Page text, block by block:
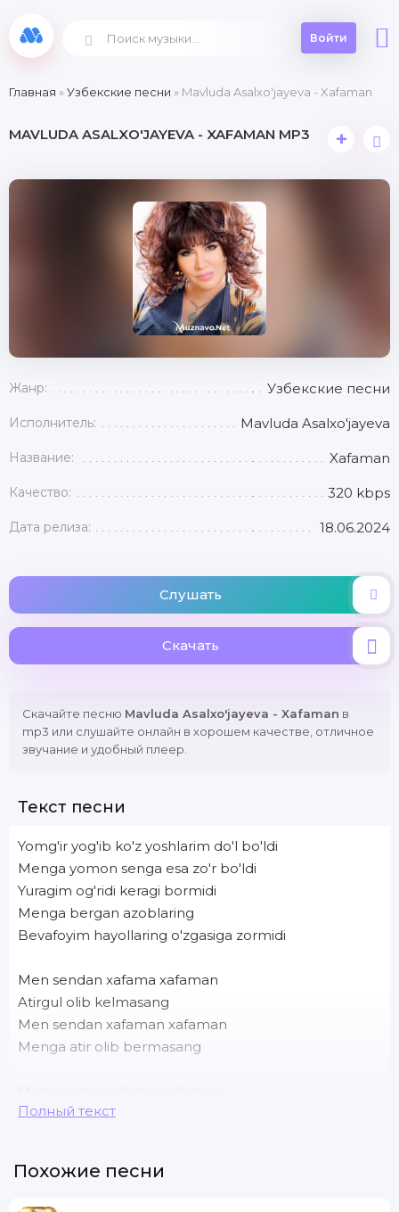
Войти
Главная »Узбекские песни » Mavluda Asalxo'jayeva - Xafaman
MAVLUDA ASALXO'JAYEVA - XAFAMAN MP3 +
Жанр: Узбекские песни
Исполнитель: Mavluda Asalxo'jayeva
Название: Xafaman
Качество: 320 kbps
Дата релиза: 18.06.2024
Слушать
Скачать
Скачайте песню Mavluda Asalxo'jayeva - Xafaman в
mp3 или слушайте онлайн в хорошем качестве, отличное
звучание и удобный плеер.
Текст песни
Yomg'ir yog'ib ko'z yoshlarim do'l bo'ldi
Menga yomon senga esa zo'r bo'ldi
Yuragim og'ridi keragi bormidi
Menga bergan azoblaring
Bevafoyim hayollaring o'zgasiga zormidi
Men sendan xafama xafaman
Atirgul olib kelmasang
Men sendan xafaman xafaman
Menga atir olib bermasang
Atirgul olib kelmasang
Mendan yashirib balki menga
Полный текст
Похожие песни